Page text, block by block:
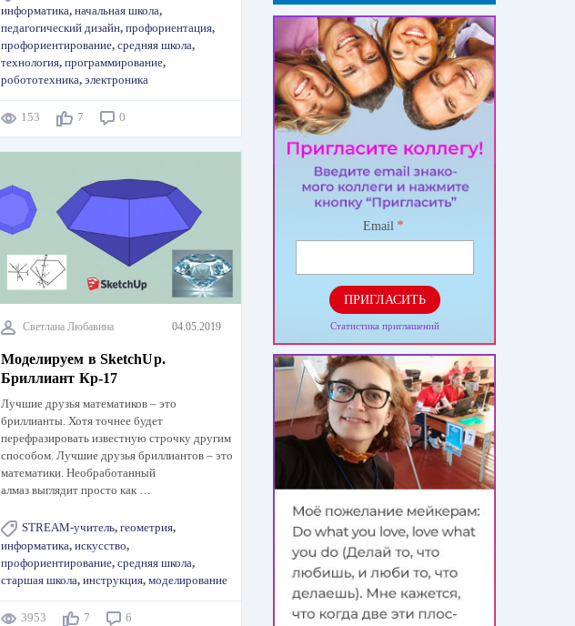
информатика, начальная школа,
педагогический дизайн, профориентация,
профориентирование, средняя школа,
технология, программирование,
робототехника, электроника
153 7 0
Светлана Любавина 04.05.2019
Моделируем в SketchUp.
Бриллиант Кр-17
Лучшие друзья математиков – это
бриллианты. Хотя точнее будет
перефразировать известную строчку другим
способом. Лучшие друзья бриллиантов – это
математики. Необработанный
алмаз выглядит просто как …
STREAM-учитель, геометрия,
информатика, искусство,
профориентирование, средняя школа,
старшая школа, инструкция, моделирование
3953 7 6
Email *
ПРИГЛАСИТЬ
Статистика приглашений